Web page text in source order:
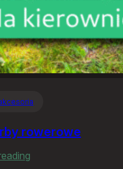
rowerowe